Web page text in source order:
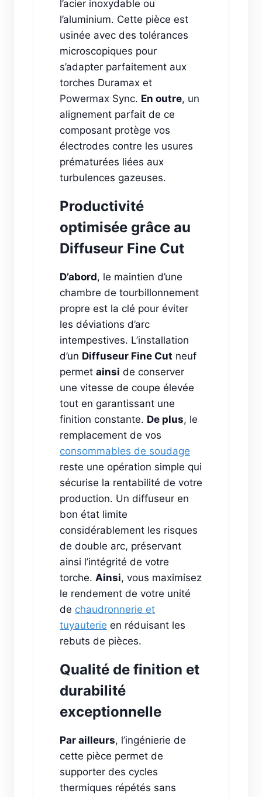
l’acier inoxydable ou
l’aluminium. Cette pièce est
usinée avec des tolérances
microscopiques pour
s’adapter parfaitement aux
torches Duramax et
Powermax Sync. En outre, un
alignement parfait de ce
composant protège vos
électrodes contre les usures
prématurées liées aux
turbulences gazeuses.
Productivité
optimisée grâce au
Diffuseur Fine Cut
D’abord, le maintien d’une
chambre de tourbillonnement
propre est la clé pour éviter
les déviations d’arc
intempestives. L’installation
d’un Diffuseur Fine Cut neuf
permet ainsi de conserver
une vitesse de coupe élevée
tout en garantissant une
finition constante. De plus, le
remplacement de vos
consommables de soudage
reste une opération simple qui
sécurise la rentabilité de votre
production. Un diffuseur en
bon état limite
considérablement les risques
de double arc, préservant
ainsi l’intégrité de votre
torche. Ainsi, vous maximisez
le rendement de votre unité
de chaudronnerie et
tuyauterie en réduisant les
rebuts de pièces.
Qualité de finition et
durabilité
exceptionnelle
Par ailleurs, l’ingénierie de
cette pièce permet de
supporter des cycles
thermiques répétés sans